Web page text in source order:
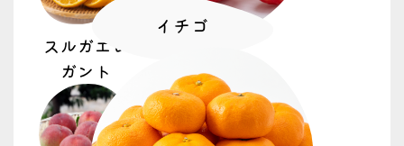
電気事故防止について(お願い)
プレスリリース
７／７ すっぱみかん目ぞろえ会
スルガエレ
ガント
イチゴ